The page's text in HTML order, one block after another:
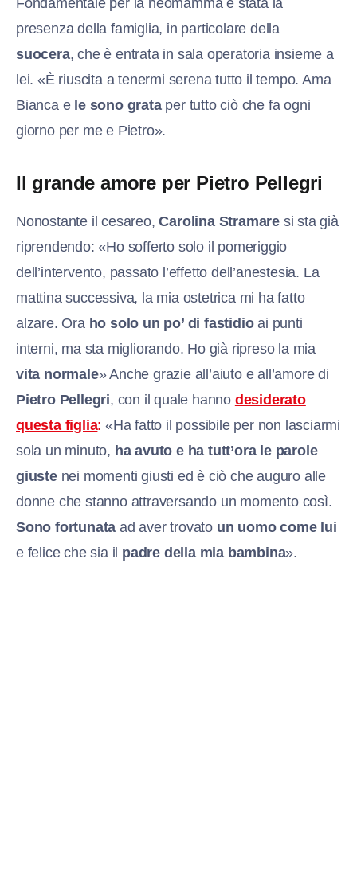
Fondamentale per la neomamma è stata la
presenza della famiglia, in particolare della
suocera, che è entrata in sala operatoria insieme a
lei. «È riuscita a tenermi serena tutto il tempo. Ama
Bianca e le sono grataper tutto ciò che fa ogni
giorno per me e Pietro».
Il grande amore per Pietro Pellegri
Nonostante il cesareo,Carolina Stramare si sta già
riprendendo: «Ho sofferto solo il pomeriggio
dell’intervento, passato l’effetto dell’anestesia. La
mattina successiva, la mia ostetrica mi ha fatto
alzare. Ora ho solo un po’ di fastidioai punti
interni, ma sta migliorando. Ho già ripreso la mia
vita normale» Anche grazie all’aiuto e all’amore di
Pietro Pellegri, con il quale hanno desiderato
questa figlia: «Ha fatto il possibile per non lasciarmi
sola un minuto, ha avuto e ha tutt’ora le parole
giustenei momenti giusti ed è ciò che auguro alle
donne che stanno attraversando un momento così.
Sono fortunata ad aver trovato un uomo come lui
e felice che sia il padre della mia bambina».